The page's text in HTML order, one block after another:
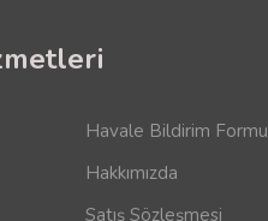
Havale Bildirim Formu
Hakkımızda
Satış Sözleşmesi